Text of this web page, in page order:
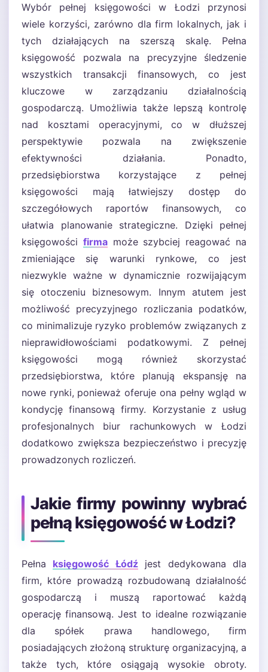
Wybór pełnej księgowości w Łodzi przynosi
wiele korzyści, zarówno dla firm lokalnych, jak i
tych działających na szerszą skalę. Pełna
księgowość pozwala na precyzyjne śledzenie
wszystkich transakcji finansowych, co jest
kluczowe w zarządzaniu działalnością
gospodarczą. Umożliwia także lepszą kontrolę
nad kosztami operacyjnymi, co w dłuższej
perspektywie pozwala na zwiększenie
efektywności działania. Ponadto,
przedsiębiorstwa korzystające z pełnej
księgowości mają łatwiejszy dostęp do
szczegółowych raportów finansowych, co
ułatwia planowanie strategiczne. Dzięki pełnej
księgowości firmamoże szybciej reagować na
zmieniające się warunki rynkowe, co jest
niezwykle ważne w dynamicznie rozwijającym
się otoczeniu biznesowym. Innym atutem jest
możliwość precyzyjnego rozliczania podatków,
co minimalizuje ryzyko problemów związanych z
nieprawidłowościami podatkowymi. Z pełnej
księgowości mogą również skorzystać
przedsiębiorstwa, które planują ekspansję na
nowe rynki, ponieważ oferuje ona pełny wgląd w
kondycję finansową firmy. Korzystanie z usług
profesjonalnych biur rachunkowych w Łodzi
dodatkowo zwiększa bezpieczeństwo i precyzję
prowadzonych rozliczeń.
Jakie firmy powinny wybrać
pełną księgowość w Łodzi?
Pełna księgowość Łódźjest dedykowana dla
firm, które prowadzą rozbudowaną działalność
gospodarczą i muszą raportować każdą
operację finansową. Jest to idealne rozwiązanie
dla spółek prawa handlowego, firm
posiadających złożoną strukturę organizacyjną, a
także tych, które osiągają wysokie obroty.